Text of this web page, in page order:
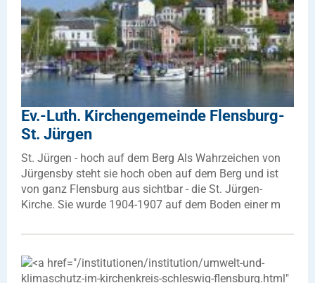
Ev.-Luth. Kirchengemeinde Flensburg-
St. Jürgen
St. Jürgen - hoch auf dem Berg Als Wahrzeichen von
Jürgensby steht sie hoch oben auf dem Berg und ist
von ganz Flensburg aus sichtbar - die St. Jürgen-
Kirche. Sie wurde 1904-1907 auf dem Boden einer m